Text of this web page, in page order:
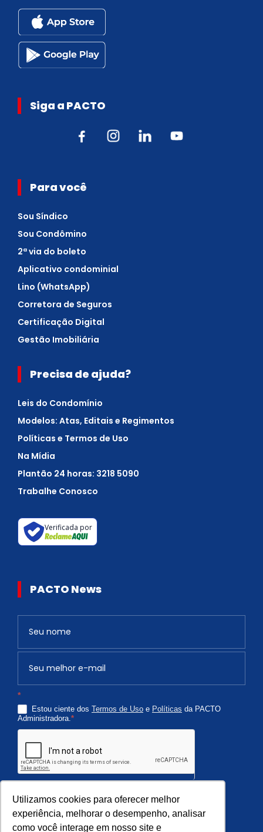
Utilizamos cookies para oferecer melhor
experiência, melhorar o desempenho, analisar
como você interage em nosso site e
Siga a PACTO
Para você
Sou Síndico
Sou Condômino
2ª via do boleto
Aplicativo condominial
Lino (WhatsApp)
Corretora de Seguros
Certificação Digital
Gestão Imobiliária
Precisa de ajuda?
Leis do Condomínio
Modelos: Atas, Editais e Regimentos
Políticas e Termos de Uso
Na Mídia
Plantão 24 horas: 3218 5090
Trabalhe Conosco
Verificada por
PACTO News
*
Estou ciente dos Termos de Uso e Políticas da PACTO
Administradora.*
v
ê
a
n
o
,
d